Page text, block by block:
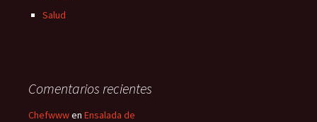
Salud
Comentarios recientes
Chefwwwen Ensalada de